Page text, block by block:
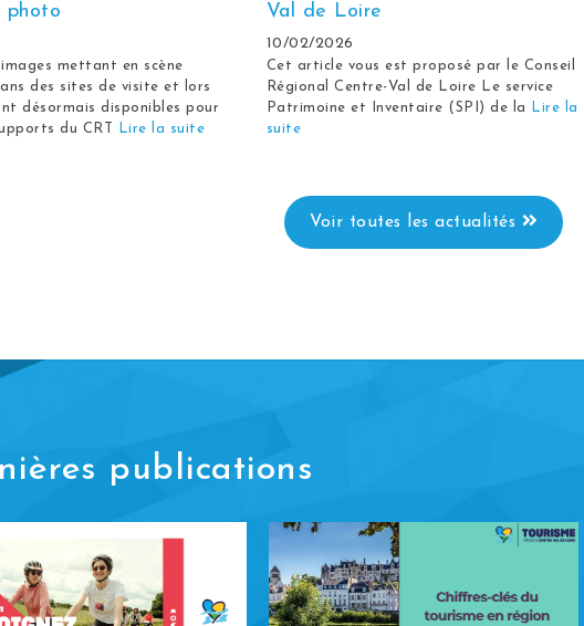
photo
images mettant en scène
des sites de visite et lors
désormais disponibles pour
du CRT
Lire la suite
Val de Loire
10/02/2026
Cet article vous est proposé par le Conseil
Régional Centre-Val de Loire Le service
Patrimoine et Inventaire (SPI) de la
Lire la
suite
Voir toutes les actualités
publications